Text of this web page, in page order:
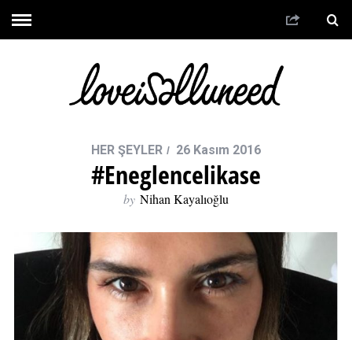
HER ŞEYLER 26 Kasım 2016
#eneglencelikase
by Nihan Kayalıoğlu